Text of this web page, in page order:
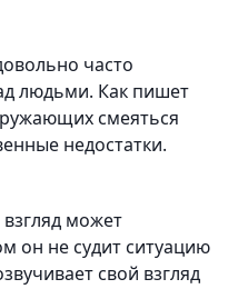
часто
людьми. Как пишет
смеяться
недостатки.
может
он не судит ситуацию
свой взгляд